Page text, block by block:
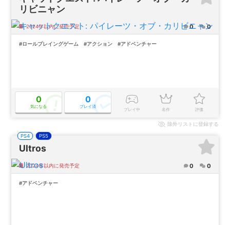
リビニャン
2024年以内に発売予定 0 0
#ロールプレイングゲーム #アクション #アドベンチャー
0
気になる
0
プレイ済
プレイ中 名作 評価
除外リストに登録する
Ultros
PS4 PS5
2024年以内に発売予定 0 0
#アドベンチャー